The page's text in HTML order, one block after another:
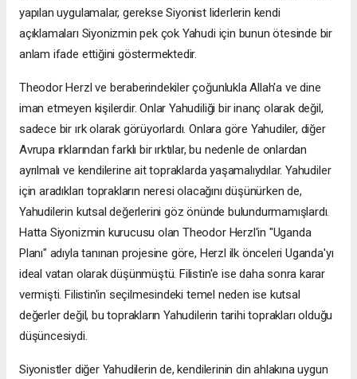
yapılan uygulamalar, gerekse Siyonist liderlerin kendi
açıklamaları Siyonizmin pek çok Yahudi için bunun ötesinde bir
anlam ifade ettiğini göstermektedir.
Theodor Herzl ve beraberindekiler çoğunlukla Allah'a ve dine
iman etmeyen kişilerdir. Onlar Yahudiliği bir inanç olarak değil,
sadece bir ırk olarak görüyorlardı. Onlara göre Yahudiler, diğer
Avrupa ırklarından farklı bir ırktılar, bu nedenle de onlardan
ayrılmalı ve kendilerine ait topraklarda yaşamalıydılar. Yahudiler
için aradıkları toprakların neresi olacağını düşünürken de,
Yahudilerin kutsal değerlerini göz önünde bulundurmamışlardı.
Hatta Siyonizmin kurucusu olan Theodor Herzl'in "Uganda
Planı" adıyla tanınan projesine göre, Herzl ilk önceleri Uganda'yı
ideal vatan olarak düşünmüştü. Filistin'e ise daha sonra karar
vermişti. Filistin'in seçilmesindeki temel neden ise kutsal
değerler değil, bu toprakların Yahudilerin tarihi toprakları olduğu
düşüncesiydi.
Siyonistler diğer Yahudilerin de, kendilerinin din ahlakına uygun